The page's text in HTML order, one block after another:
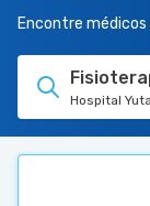
TUASAUDE.COM
Encontre
Hospital